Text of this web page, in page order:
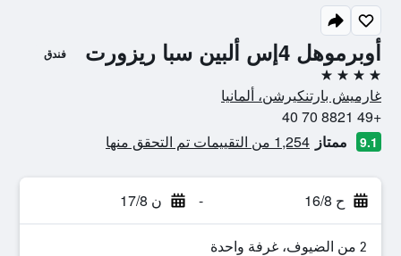
أوبرموهل 4إس ألبين سبا ريزورت فندق
4 نجوم
غارميش بارتنكيرشن، ألمانيا
+49 8821 70 40
9.1 ممتاز 1,254 من التقييمات تم التحقق منها
ح 16/8 - ن 17/8
2 من الضيوف، غرفة واحدة